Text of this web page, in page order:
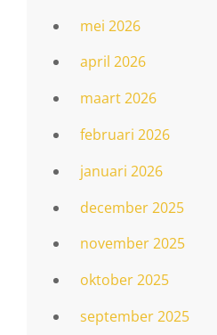
mei 2026
april 2026
maart 2026
februari 2026
januari 2026
december 2025
november 2025
oktober 2025
september 2025